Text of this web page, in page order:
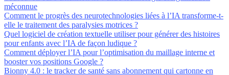
méconnue
Comment le progrès des neurotechnologies liées à l’IA transforme-t-
elle le traitement des paralysies motrices ?
Quel logiciel de création textuelle utiliser pour générer des histoires
pour enfants avec l’IA de façon ludique ?
Comment déployer l’IA pour l’optimisation du maillage interne et
booster vos positions Google ?
Bionny 4.0 : le tracker de santé sans abonnement qui cartonne en